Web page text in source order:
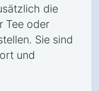
die
Tee oder
Sie sind
und